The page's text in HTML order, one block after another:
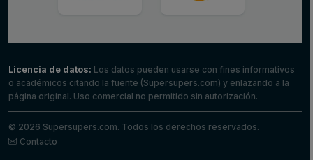
Licencia de datos: Los datos pueden usarse con fines informativos
o académicos citando la fuente (Supersupers.com) y enlazando a la
página original. Uso comercial no permitido sin autorización.
© 2026 Supersupers.com. Todos los derechos reservados.
Contacto